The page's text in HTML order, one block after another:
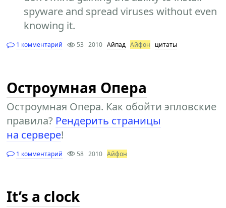
spyware and spread viruses without even
knowing it.
1 комментарий 53 2010 Айпад Айфон цитаты
Остроумная Опера
Остроумная Опера. Как обойти эпловские
правила? Рендерить страницы
на сервере!
1 комментарий 58 2010 Айфон
It’s a clock